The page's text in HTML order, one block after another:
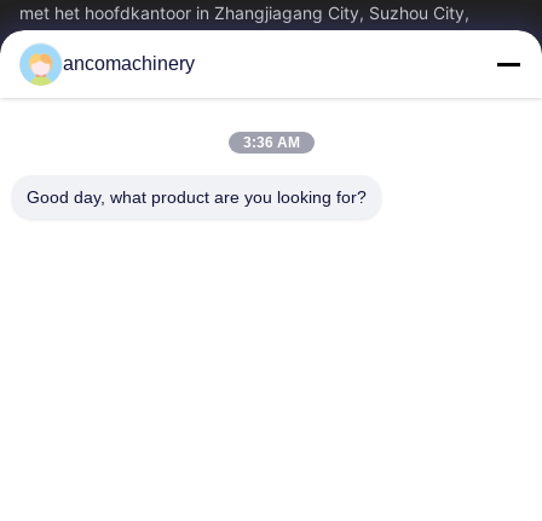
met het hoofdkantoor in Zhangjiagang City, Suzhou City,
Jiangsu Province. Het is een...
Snelle Links
Over Ons
Fabrieksreis
Kwaliteitscontrole
ancomachinery
3:36 AM
Good day, what product are you looking for?